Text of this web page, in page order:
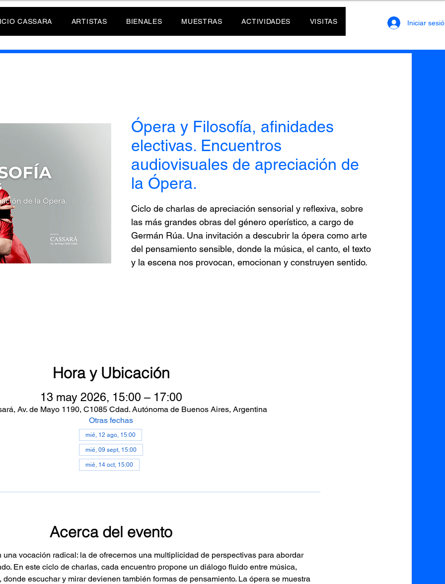
CASSARA ARTISTAS BIENALES MUESTRAS ACTIVIDADES VISITAS Iniciar
Ópera y Filosofía, afinidades
electivas. Encuentros
audiovisuales de apreciación de
la Ópera.
Ciclo de charlas de apreciación sensorial y reflexiva, sobre
las más grandes obras del género operístico, a cargo de
Germán Rúa. Una invitación a descubrir la ópera como arte
del pensamiento sensible, donde la música, el canto, el texto
y la escena nos provocan, emocionan y construyen sentido.
Hora y Ubicación
13 may 2026, 15:00 – 17:00
Av. de Mayo 1190, C1085 Cdad. Autónoma de Buenos Aires, Argentina
Otras fechas
mié, 12 ago, 15:00
mié, 09 sept, 15:00
mié, 14 oct, 15:00
Acerca del evento
vocación radical: la de ofrecernos una multiplicidad de perspectivas para abordar
En este ciclo de charlas, cada encuentro propone un diálogo fluido entre música,
escuchar y mirar devienen también formas de pensamiento. La ópera se muestra